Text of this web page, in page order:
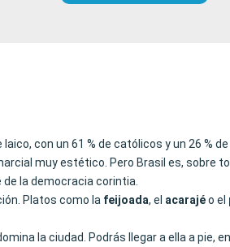
con un 61 % de católicos y un 26 %
muy estético. Pero Brasil es, sobre
la democracia corintia.
Platos como la feijoada, el acarajéo el
la ciudad. Podrás llegar a ella a pie,